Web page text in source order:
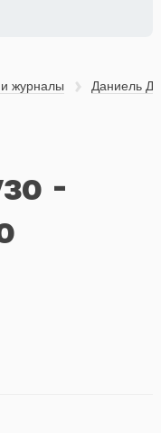
и журналы Даниель
-